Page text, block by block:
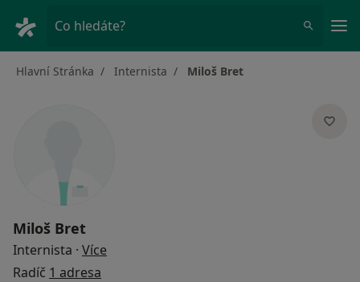
Co hledáte?
Hlavní Stránka Internista Miloš Bret
Miloš Bret
Internista · Více
Radíč 1 adresa